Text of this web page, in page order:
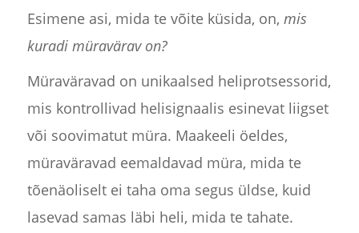
Esimene asi, mida te võite küsida, on, mis
kuradi müravärav on?
Müraväravad on unikaalsed heliprotsessorid,
mis kontrollivad helisignaalis esinevat liigset
või soovimatut müra. Maakeeli öeldes,
müraväravad eemaldavad müra, mida te
tõenäoliselt ei taha oma segus üldse, kuid
lasevad samas läbi heli, mida te tahate.